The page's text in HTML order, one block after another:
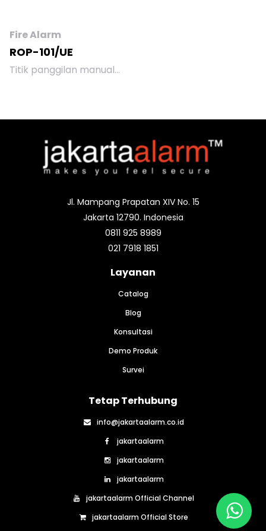
Fire Alarm
ROP-101/UE
Titik panggilan manual
terdeteksi kepada
berada di sekitarnya dan
pengaktifan alarm
kebakaran.
Jl. Mampang Prapatan XIV No. 15
Jakarta 12790. Indonesia
0811 925 8989
021 7918 1851
Layanan
Catalog
Blog
Konsultasi
Demo Produk
Survei
Tetap Terhubung
info@jakartaalarm.co.id
jakartaalarm
jakartaalarm
jakartaalarm
jakartaalarm Official Channel
jakartaalarm Official Store